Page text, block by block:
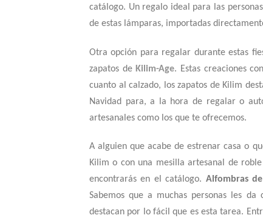
catálogo. Un regalo ideal para las
de estas lámparas, importadas
Otra opción para regalar durante estas
zapatos de Kilim-Age. Estas creaciones
cuanto al calzado, los zapatos de Kilim
Navidad para, a la hora de regalar o
artesanales como los que te ofrecemos.
A alguien que acabe de estrenar casa o
Kilim o con una mesilla artesanal de
encontrarás en el catálogo. Alfombras
Sabemos que a muchas personas les
destacan por lo fácil que es esta tarea.